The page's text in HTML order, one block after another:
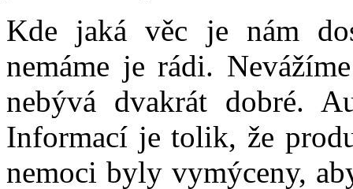
Kde jaká věc je nám
nemáme je rádi.
nebývá dvakrát dobré.
Informací je tolik, že
nemoci byly vymýceny,